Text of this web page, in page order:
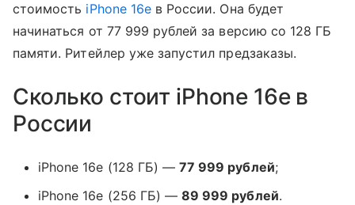
стоимость iPhone 16eв России. Она будет
начинаться от 77 999 рублей за версию со 128 ГБ
памяти. Ритейлер уже запустил предзаказы.
Сколько стоит iPhone 16e в
России
iPhone 16e (128 ГБ) —77 999 рублей;
iPhone 16e (256 ГБ) —89 999 рублей.